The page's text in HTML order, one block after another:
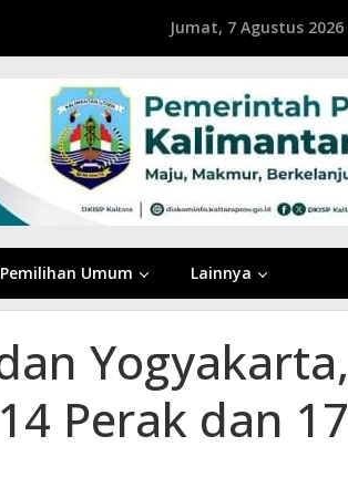
Jumat, 7 Agustus 2026
Pemilihan Umum Lainnya
Yogyakarta,
Perak dan 17